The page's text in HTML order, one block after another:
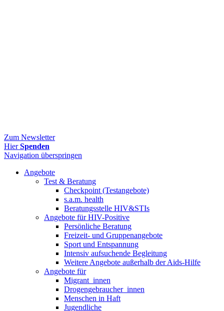
Zum Newsletter
HierSpenden
Navigation überspringen
Angebote
Test & Beratung
Checkpoint (Testangebote)
s.a.m. health
Beratungsstelle HIV&STIs
Angebote für HIV-Positive
Persönliche Beratung
Freizeit- und Gruppenangebote
Sport und Entspannung
Intensiv aufsuchende Begleitung
Weitere Angebote außerhalb der Aids-Hilfe
Angebote für
Migrant_innen
Drogengebraucher_innen
Menschen in Haft
Jugendliche